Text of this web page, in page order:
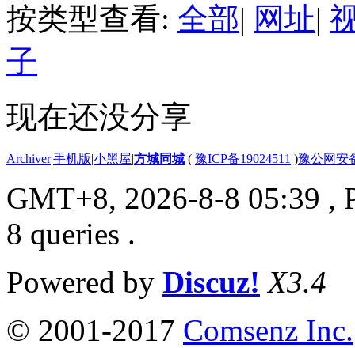
按类型查看: 全部| 网址|
子
现在还没分享
Archiver|手机版|小黑屋|方城同城 ( 豫ICP备19024511 )豫公网安
GMT+8, 2026-8-8 05:39 ,
8 queries .
Powered by Discuz! X3.4
© 2001-2017 Comsenz Inc.